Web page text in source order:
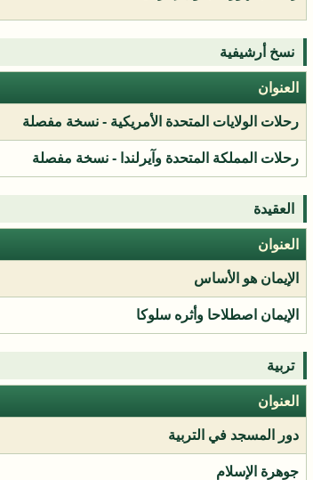
نسخ أرشيفية
العنوان
رحلات الولايات المتحدة الأمريكية - نسخة مفصلة
رحلات المملكة المتحدة وآيرلندا - نسخة مفصلة
العقيدة
العنوان
الإيمان هو الأساس
الإيمان اصطلاحا وأثره سلوكا
تربية
العنوان
دور المسجد في التربية
جوهرة الإسلام